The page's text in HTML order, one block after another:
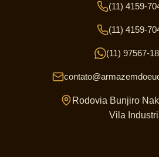
(11) 4159-
(11) 4159-
(11) 97567-
Rodovia Bunjiro
Vila